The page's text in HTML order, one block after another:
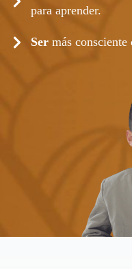
para aprender.
Ser más